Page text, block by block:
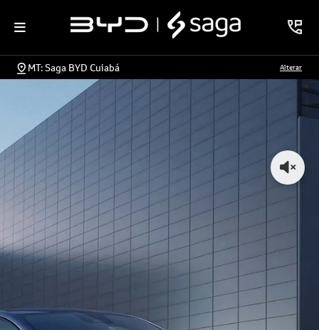
MT: Saga BYD Cuiabá Alterar